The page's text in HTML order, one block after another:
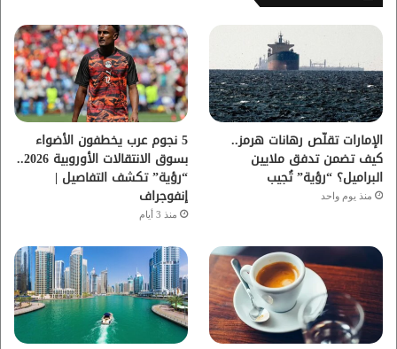
ب
ك
ي
و
ب
ت
ق
ر
م
الإمارات تقلّص رهانات هرمز..
كيف تضمن تدفق ملايين
البراميل؟ “رؤية” تُجيب
منذ يوم واحد
5 نجوم عرب يخطفون الأضواء
بسوق الانتقالات الأوروبية 2026..
“رؤية” تكشف التفاصيل |
إنفوجراف
منذ 3 أيام